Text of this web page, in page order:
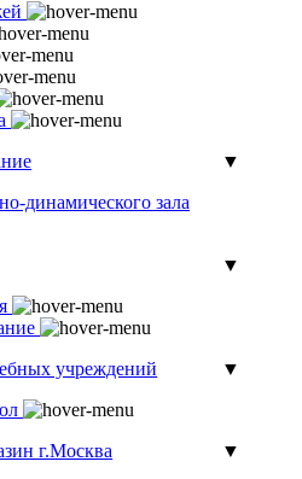
▼
динамического зала
▼
учреждений
▼
г.Москва
▼